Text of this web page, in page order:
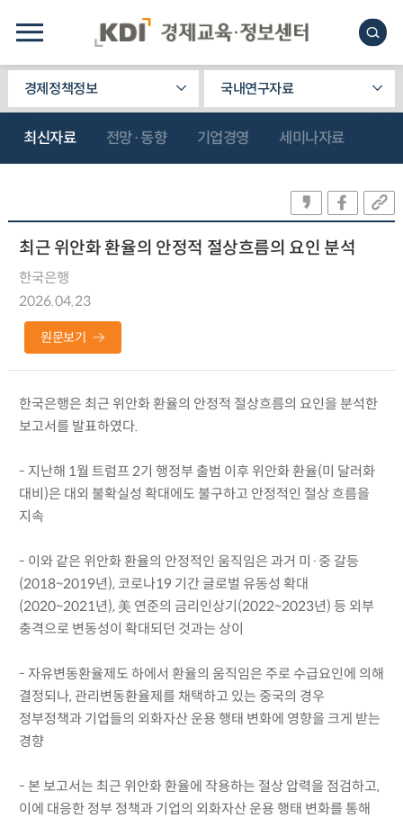
경제정책정보 국내연구자료
최신자료 전망·동향 기업경영 세미나자료
최근 위안화 환율의 안정적 절상흐름의 요인 분석
한국은행
2026.04.23
원문보기
한국은행은 최근 위안화 환율의 안정적 절상흐름의 요인을 분석한
보고서를 발표하였다.
- 지난해 1월 트럼프 2기 행정부 출범 이후 위안화 환율(미 달러화
대비)은 대외 불확실성 확대에도 불구하고 안정적인 절상 흐름을
지속
- 이와 같은 위안화 환율의 안정적인 움직임은 과거 미·중 갈등
(2018~2019년), 코로나19 기간 글로벌 유동성 확대
(2020~2021년), 美 연준의 금리인상기(2022~2023년) 등 외부
충격으로 변동성이 확대되던 것과는 상이
- 자유변동환율제도 하에서 환율의 움직임은 주로 수급요인에 의해
결정되나, 관리변동환율제를 채택하고 있는 중국의 경우
정부정책과 기업들의 외화자산 운용 행태 변화에 영향을 크게 받는
경향
- 본 보고서는 최근 위안화 환율에 작용하는 절상 압력을 점검하고,
이에 대응한 정부 정책과 기업의 외화자산 운용 행태 변화를 통해